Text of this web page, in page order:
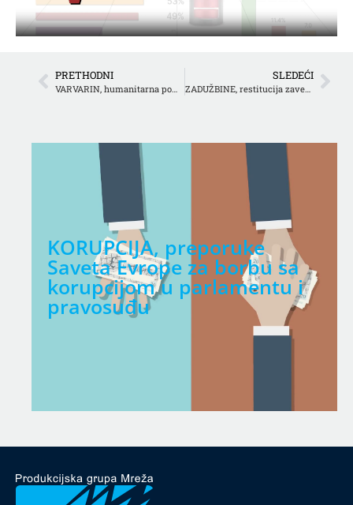
PRETHODNI SLEDEĆI
ZADUŽBINE, restitucija zaveštane imovine SANU, BGD univerziteta i Matice srpske
KORUPCIJA, preporuke
Saveta Evrope za borbu sa
korupcijom u parlamentu i
pravosuđu